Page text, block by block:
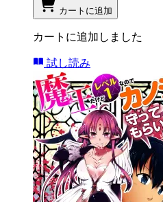
カートに追加
カートに追加しました
試し読み